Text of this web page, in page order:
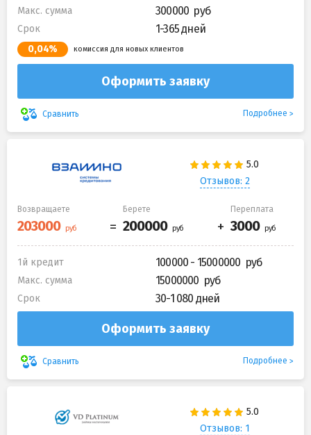
Макс. сумма 300000
Срок 1-365 дней
0,04% комиссия для новых клиентов
Оформить заявку
Сравнить Подробнее
Отзывов: 2
Возвращаете Берете Переплата
1й кредит 100000 - 15000000
Макс. сумма 15000000
Срок 30-1 080 дней
Оформить заявку
Сравнить Подробнее
Отзывов: 1